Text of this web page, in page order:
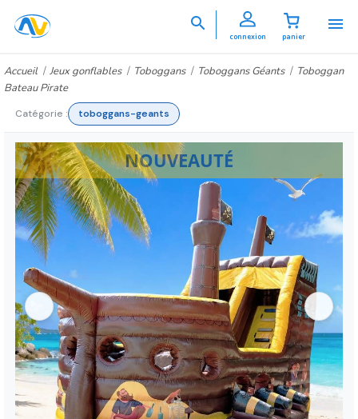

panier
connexion

Accueil Jeux gonflables Toboggans Toboggans Géants
Toboggan
Bateau Pirate
Catégorie : toboggans-geants
NOUVEAUTÉ